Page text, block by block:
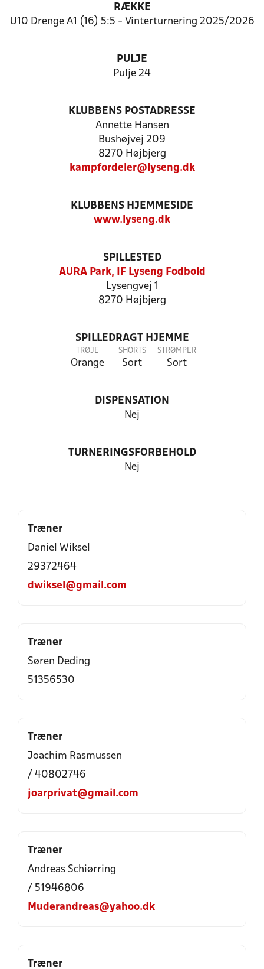
RÆKKE
U10 Drenge A1 (16) 5:5 - Vinterturnering 2025/2026
PULJE
Pulje 24
KLUBBENS POSTADRESSE
Annette Hansen
Bushøjvej 209
8270 Højbjerg
kampfordeler@lyseng.dk
KLUBBENS HJEMMESIDE
www.lyseng.dk
SPILLESTED
AURA Park, IF Lyseng Fodbold
Lysengvej 1
8270 Højbjerg
SPILLEDRAGT HJEMME
TRØJE
Orange
SHORTS
Sort
STRØMPER
Sort
DISPENSATION
Nej
TURNERINGSFORBEHOLD
Nej
Træner
Daniel Wiksel
29372464
dwiksel@gmail.com
Træner
Søren Deding
51356530
Træner
Joachim Rasmussen
/ 40802746
joarprivat@gmail.com
Træner
Andreas Schiørring
/ 51946806
Muderandreas@yahoo.dk
Træner